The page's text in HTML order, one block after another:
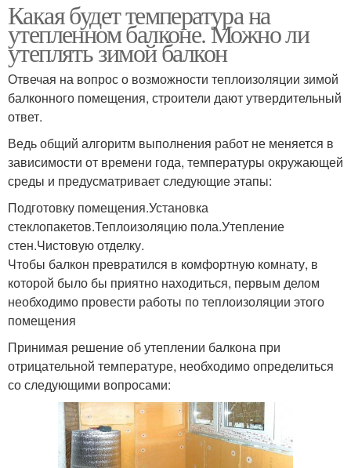
Какая будет температура на
утепленном балконе. Можно ли
утеплять зимой балкон
Отвечая на вопрос о возможности теплоизоляции зимой
балконного помещения, строители дают утвердительный
ответ.
Ведь общий алгоритм выполнения работ не меняется в
зависимости от времени года, температуры окружающей
среды и предусматривает следующие этапы:
Подготовку помещения.Установка
стеклопакетов.Теплоизоляцию пола.Утепление
стен.Чистовую отделку.
Чтобы балкон превратился в комфортную комнату, в
которой было бы приятно находиться, первым делом
необходимо провести работы по теплоизоляции этого
помещения
Принимая решение об утеплении балкона при
отрицательной температуре, необходимо определиться
со следующими вопросами: